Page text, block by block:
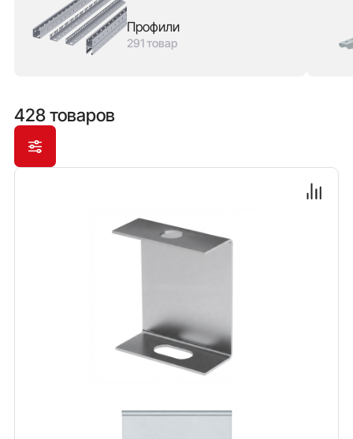
стали. Устойчивость цинк-ламельного покрытия на
продукции ДКС достигается благодаря особой
технологии предварительного обезжиривания
Профили
291 товар
428 товаров